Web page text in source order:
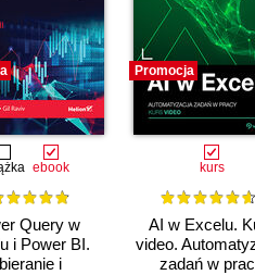
ebook
Query w
i Power BI.
i
Promocja
kurs
AI w Excelu.
video.
zadań w